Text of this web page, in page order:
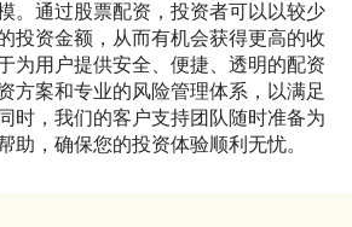
。通过股票配资，投资者可以以较少
投资金额，从而有机会获得更高的收
为用户提供安全、便捷、透明的配资
方案和专业的风险管理体系，以满足
时，我们的客户支持团队随时准备为
助，确保您的投资体验顺利无忧。